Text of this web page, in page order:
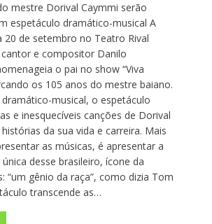
mestre Dorival Caymmi serão
espetáculo dramático-musical A
20 de setembro no Teatro Rival
e compositor Danilo
o pai no show “Viva
os 105 anos do mestre baiano.
musical, o espetáculo
e inesquecíveis canções de Dorival
da sua vida e carreira. Mais
as músicas, é apresentar a
desse brasileiro, ícone da
“um gênio da raça”, como dizia Tom
transcende as…